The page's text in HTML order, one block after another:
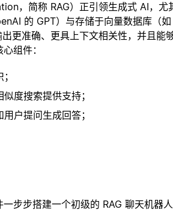
，简称 RAG）正引领生成式 AI，尤
的 GPT）与存储于向量数据库（如
更准确、更具上下文相关性，并且能
组件：
度搜索提供支持；
户提问生成回答；
步步搭建一个初级的 RAG 聊天机器人